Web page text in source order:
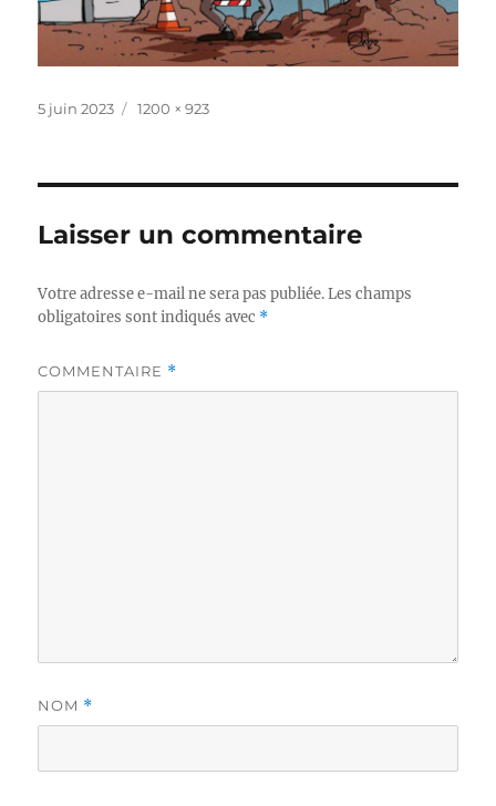
Publié
5 juin 2023
Taille
1200 × 923
Laisser un commentaire
Votre adresse e-mail ne sera pas publiée. Les champs
obligatoires sont indiqués avec *
COMMENTAIRE *
NOM *